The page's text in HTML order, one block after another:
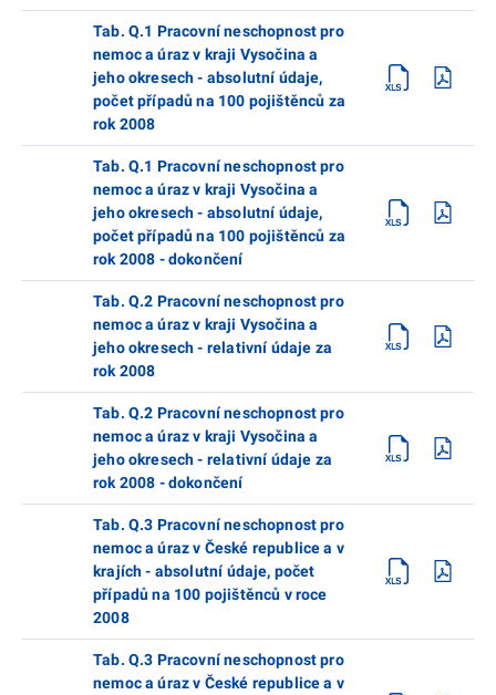
Tab. Q.1 Pracovní neschopnost pro
nemoc a úraz v kraji Vysočina a
jeho okresech - absolutní údaje,
počet případů na 100 pojištěnců za
rok 2008
Tab. Q.1 Pracovní neschopnost pro
nemoc a úraz v kraji Vysočina a
jeho okresech - absolutní údaje,
počet případů na 100 pojištěnců za
rok 2008 - dokončení
Tab. Q.2 Pracovní neschopnost pro
nemoc a úraz v kraji Vysočina a
jeho okresech - relativní údaje za
rok 2008
Tab. Q.2 Pracovní neschopnost pro
nemoc a úraz v kraji Vysočina a
jeho okresech - relativní údaje za
rok 2008 - dokončení
Tab. Q.3 Pracovní neschopnost pro
nemoc a úraz v České republice a v
krajích - absolutní údaje, počet
případů na 100 pojištěnců v roce
2008
Tab. Q.3 Pracovní neschopnost pro
nemoc a úraz v České republice a v